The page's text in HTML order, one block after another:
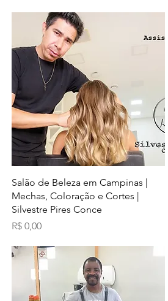
Salão de Beleza em Campinas |
Mechas, Coloração e Cortes |
Silvestre Pires Conce
Preço
R$ 0,00